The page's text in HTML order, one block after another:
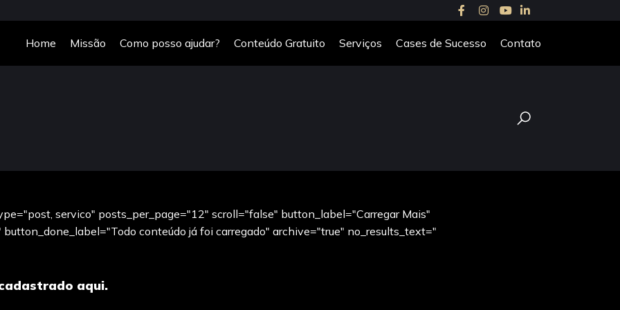
Home Missão Como posso ajudar? Conteúdo Gratuito Serviços Cases de Sucesso Contato
servico" posts_per_page="12" scroll="false" button_label="Carregar Mais"
conteúdo já foi carregado" archive="true" no_results_text="
aqui.